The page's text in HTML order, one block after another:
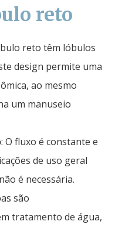
reto
reto têm lóbulos
design permite uma
ao mesmo
um manuseio
: O fluxo é constante e
de uso geral
é necessária.
são
tratamento de água,